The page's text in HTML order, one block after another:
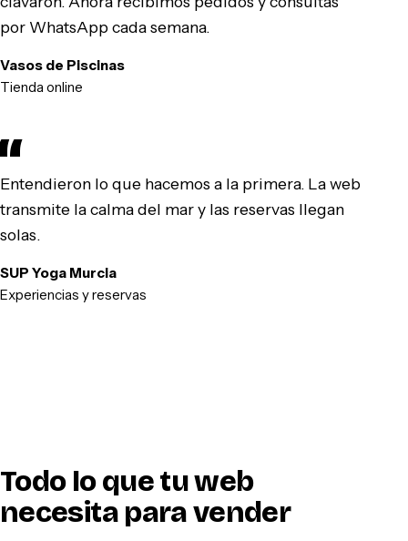
por WhatsApp cada semana.
Vasos de Piscinas
Tienda online
Entendieron lo que hacemos a la primera. La web
transmite la calma del mar y las reservas llegan
solas.
SUP Yoga Murcia
Experiencias y reservas
Todo lo que tu web
necesita para vender